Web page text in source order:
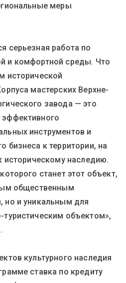
меры
серьезная работа по
и комфортной среды. Что
исторической
мастерских Верхне-
завода — это
инструментов и
бизнеса к территории, на
историческому наследию.
станет этот объект,
общественным
но и уникальным для
туристическим объектом»,
культурного наследия
ставка по кредиту